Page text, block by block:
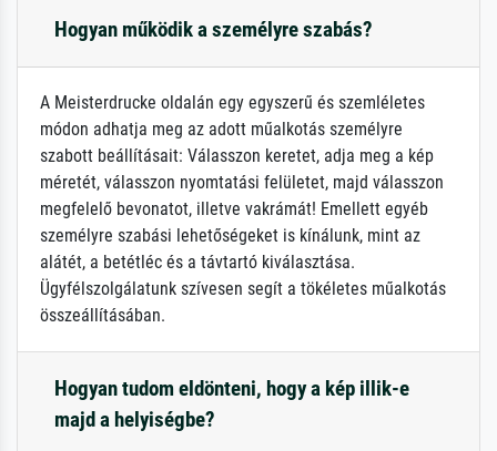
Hogyan működik a személyre szabás?
A Meisterdrucke oldalán egy egyszerű és szemléletes
módon adhatja meg az adott műalkotás személyre
szabott beállításait: Válasszon keretet, adja meg a kép
méretét, válasszon nyomtatási felületet, majd válasszon
megfelelő bevonatot, illetve vakrámát! Emellett egyéb
személyre szabási lehetőségeket is kínálunk, mint az
alátét, a betétléc és a távtartó kiválasztása.
Ügyfélszolgálatunk szívesen segít a tökéletes műalkotás
összeállításában.
Hogyan tudom eldönteni, hogy a kép illik-e
majd a helyiségbe?